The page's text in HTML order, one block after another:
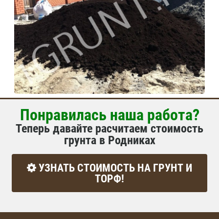
Понравилась наша работа?
Теперь давайте расчитаем стоимость
грунта в Родниках
УЗНАТЬ СТОИМОСТЬ НА ГРУНТ И
ТОРФ!